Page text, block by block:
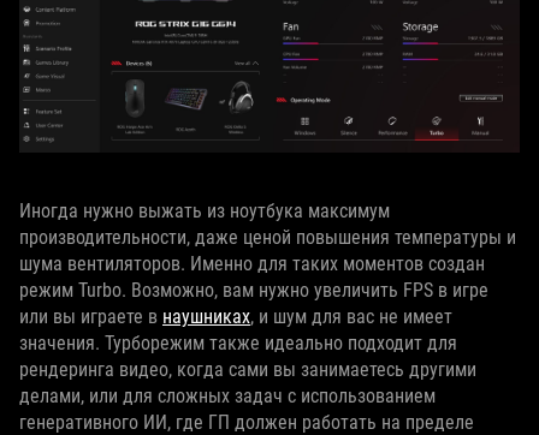
Иногда нужно выжать из ноутбука максимум
производительности, даже ценой повышения температуры и
шума вентиляторов. Именно для таких моментов создан
режим Turbo. Возможно, вам нужно увеличить FPS в игре
или вы играете в наушниках, и шум для вас не имеет
значения. Турборежим также идеально подходит для
рендеринга видео, когда сами вы занимаетесь другими
делами, или для сложных задач с использованием
генеративного ИИ, где ГП должен работать на пределе